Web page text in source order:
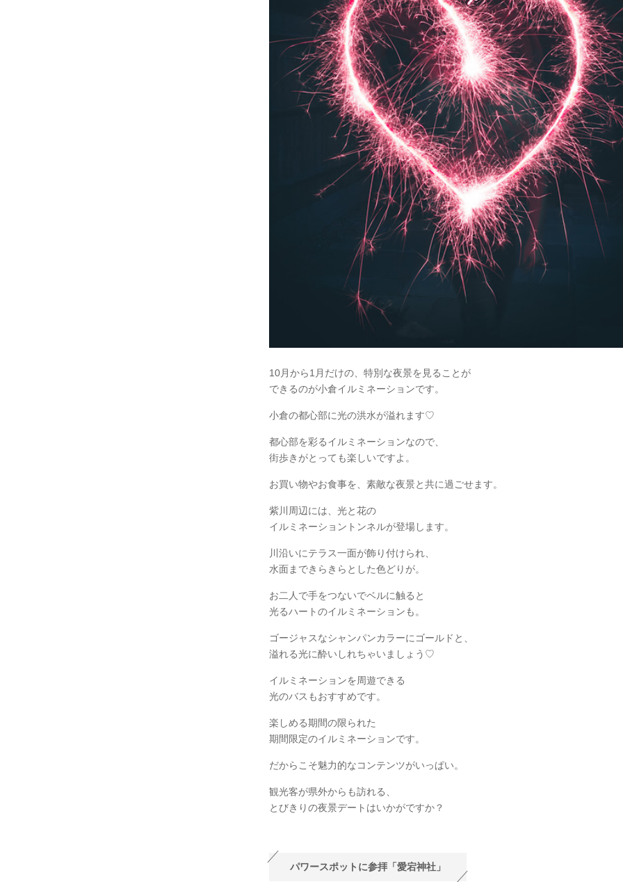
10月から1月だけの、特別な夜景を見ることが
できるのが小倉イルミネーションです。
小倉の都心部に光の洪水が溢れます♡
都心部を彩るイルミネーションなので、
街歩きがとっても楽しいですよ。
お買い物やお食事を、素敵な夜景と共に過ごせます。
紫川周辺には、光と花の
イルミネーショントンネルが登場します。
川沿いにテラス一面が飾り付けられ、
水面まできらきらとした色どりが。
お二人で手をつないでベルに触ると
光るハートのイルミネーションも。
ゴージャスなシャンパンカラーにゴールドと、
溢れる光に酔いしれちゃいましょう♡
イルミネーションを周遊できる
光のバスもおすすめです。
楽しめる期間の限られた
期間限定のイルミネーションです。
だからこそ魅力的なコンテンツがいっぱい。
観光客が県外からも訪れる、
とびきりの夜景デートはいかがですか？
パワースポットに参拝「愛宕神社」